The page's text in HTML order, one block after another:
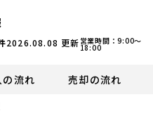
2026.08.08 更新 営業時間：9:00〜
18:00
流れ 売却の流れ